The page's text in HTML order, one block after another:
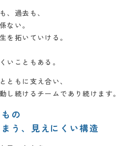
、 過去も、
ない。
を拓いていける。
いこともある。
ともに支え合い、
し続けるチームであり続けます。
の
う、見えにくい構造